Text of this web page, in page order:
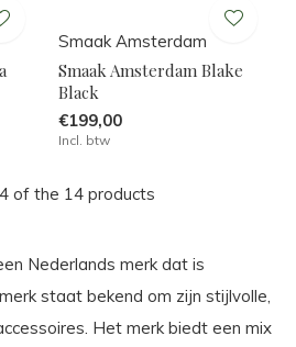
Smaak Amsterdam
Smaak Amsterdam Blake
Black
€199,00
Incl. btw
of the 14 products
Nederlands merk dat is
staat bekend om zijn stijlvolle,
Het merk biedt een mix